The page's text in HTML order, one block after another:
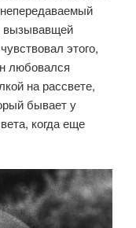
вызывавщей
этого,
любовался
на рассвете,
бывает у
когда еще